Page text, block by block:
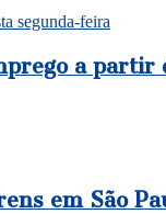
segunda-feira
a
em São